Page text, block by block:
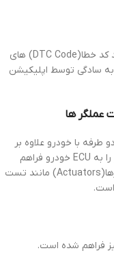
دیاگ بلوتوثی موبیکار این امکان را به شما میدهد کد خطا(DTC Code) های
سادگی توسط اپلیکیشن
عملگر ها
طرفه با خودرو علاوه بر
خواندن و مشاهده پارامتر ها، امکان ارسال دستور را به ECU خودرو فراهم
میکند؛ به واسطه این قابلیت، امکان تست عملگرها(Actuators) مانند تست
است.